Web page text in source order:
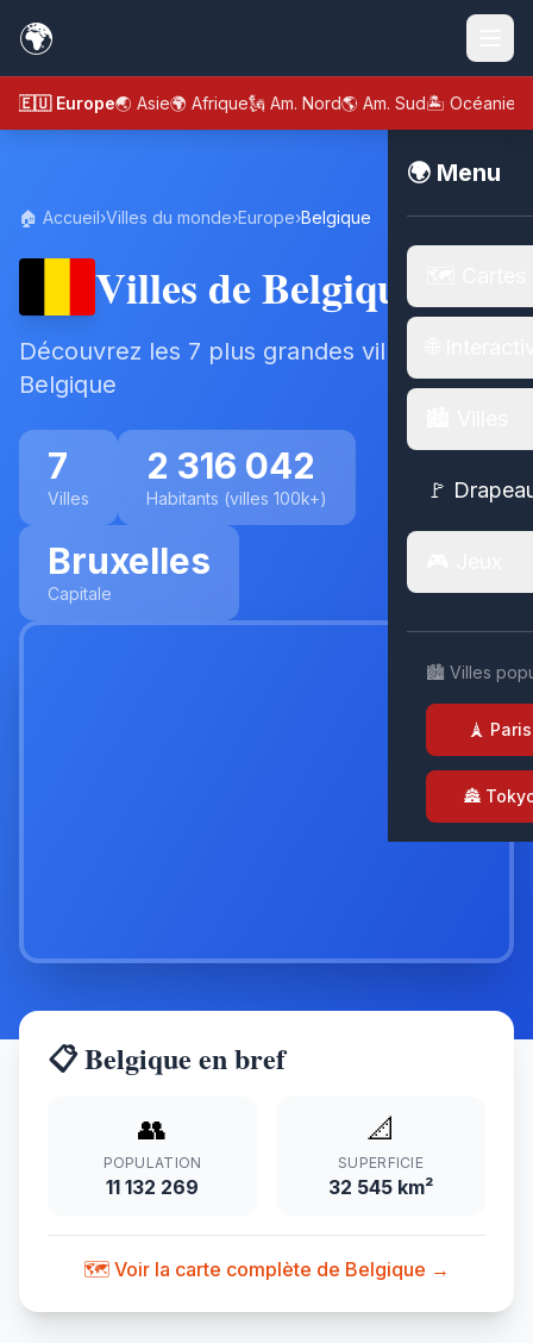
🌍
🇪🇺 Europe🌏 Asie🌍 Afrique🗽 Am. Nord🌎 Am. Sud🏝️ Océanie
🌍 Menu
🚩
🏙️ Villes
🗼 Paris
🏯
🏠 Accueil›Villes du monde›Europe›Belgique
Villes de Belgique
Découvrez les 7 plus grandes villes de
Belgique
7
Villes
2 316 042
Habitants (villes 100k+)
Bruxelles
Capitale
📋 Belgique en bref
👥
POPULATION
11 132 269
📐
SUPERFICIE
32 545 km²
🗺️ Voir la carte complète de Belgique →